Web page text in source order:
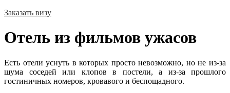
Заказать визу
Отель из фильмов ужасов
Есть отели уснуть в которых просто невозможно, но не из-за
шума соседей или клопов в постели, а из-за прошлого
гостиничных номеров, кровавого и беспощадного.